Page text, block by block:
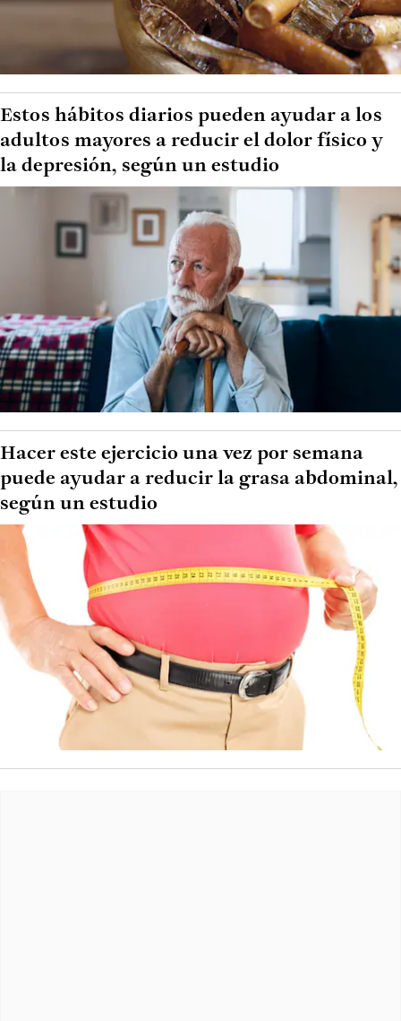
Estos hábitos diarios pueden ayudar a los
adultos mayores a reducir el dolor físico y
la depresión, según un estudio
Hacer este ejercicio una vez por semana
puede ayudar a reducir la grasa abdominal,
según un estudio